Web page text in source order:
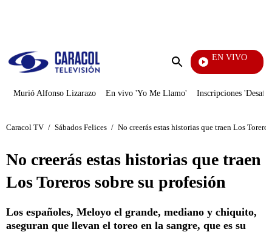
Enviar
EN VIVO
Noticias Caracol
Murió Alfonso Lizarazo En vivo 'Yo Me Llamo' Inscripciones
Caracol TV / Sábados Felices / No creerás estas historias que traen Los
No creerás estas historias que traen
Los Toreros sobre su profesión
Los españoles, Meloyo el grande, mediano y chiquito,
aseguran que llevan el toreo en la sangre, que es su